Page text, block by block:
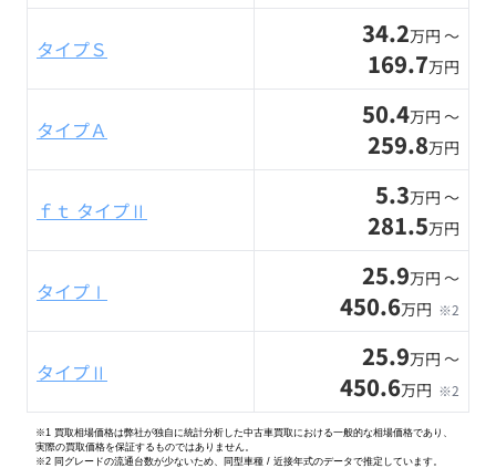
タイプＳ 34.2万円 〜
169.7万円
タイプＡ 50.4万円 〜
259.8万円
ｆｔ タイプⅡ 5.3万円 〜
281.5万円
タイプⅠ 25.9万円 〜
450.6万円 ※2
タイプⅡ 25.9万円 〜
450.6万円 ※2
※1 買取相場価格は弊社が独自に統計分析した中古車買取における一般的な相場価格であり、
実際の買取価格を保証するものではありません。
※2 同グレードの流通台数が少ないため、同型車種 / 近接年式のデータで推定しています。